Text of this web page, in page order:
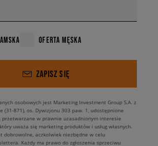
OFERTA MĘSKA
ZAPISZ SIĘ
osobowych jest Marketing Investment Group S.A. z
(31-871), os. Dywizjonu 303 paw. 1, udostępnione
przetwarzane w prawnie uzasadnionym interesie
uważa się marketing produktów i usług własnych.
dobrowolne, aczkolwiek niezbędne w celu
Każdy ma prawo do zgłoszenia sprzeciwu